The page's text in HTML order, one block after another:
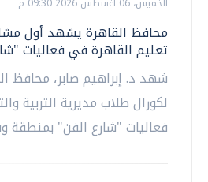
محافظ القاهرة يشهد أول
تعليم القاهرة في فعاليات
شهد د. إبراهيم صابر، محافظ
لكورال طلاب مديرية التربية
فعاليات "شارع الفن" بمنطقة